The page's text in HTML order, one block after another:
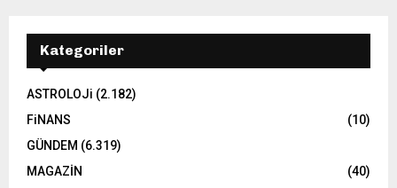
Kategoriler
ASTROLOJi (2.182)
FiNANS
(10)
GÜNDEM (6.319)
MAGAZİN
(40)